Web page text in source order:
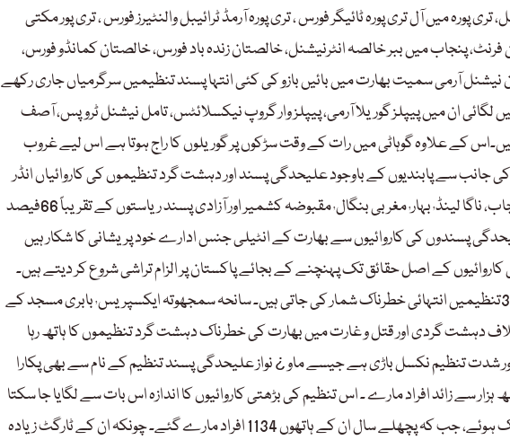
میں آل تری پورہ ٹائیگر فورس ، تری پورہ آرمڈ ٹرائیبل والنٹیرز فورس ، تری پور مکتی
پنجاب میں ببر خالصہ انٹرنیشنل، خالصتان زندہ باد فورس، خالصتان کمانڈو فورس،
نیشنل آرمی سمیت بھارت میں بائیں بازو کی کئی انتہا پسند تنظیمیں سرگرمیاں جاری رکھے
لگائی ان میں پیپلز گوریلا آرمی، پیپلز وار گروپ نیکسلائٹس، تامل نیشنل ٹروپس، آصف
کے علاوہ گوہاٹی میں رات کے وقت سڑکوں پر گوریلوں کا راج ہوتا ہے اس لیے غروب
سے پابندیوں کے باوجود علیحدگی پسند اور دہشت گرد تنظیموں کی کاروائیاں انڈر
گراو ¿نڈ جاری رہتی ہیں۔ ایک رپورٹ کے مطابق بھارتی پنجاب، ناگا لینڈ٬ بہار٬ مغربی بنگال٬ مقبوضہ کشمیر اور آزادی پسند ریاستوں کے تقریباً 66فیصد
پسندوں کی کاروائیوں سے بھارت کے انٹیلی جنس ادارے خود پریشانی کا شکار ہیں
کے اصل حقائق تک پہنچنے کے بجائے پاکستان پر الزام تراشی شروع کر دیتے ہیں۔
بھارت میں 100 سے زائد دہشت گرد تنظیموں میں سے 35تنظیمیں انتہائی خطرناک شمار کی جاتی ہیں۔ سانحہ سمجھوتہ ایکسپریس٬ بابری مسجد کے
کے خلاف دہشت گردی اور قتل و غارت میں بھارت کی خطرناک دہشت گرد تنظیموں کا ہاتھ رہا
تنظیم نکسل باڑی ہے جیسے ماو ¿ نواز علیحدگی پسند تنظیم کے نام سے بھی پکارا
سے زائد افراد مارے ۔ اس تنظیم کی بڑھتی کاروائیوں کا اندازہ اس بات سے لگایا جا سکتا
ہے کہ 1996 میں ان کے حملوں میں صرف 156 افراد ہلاک ہوئے، جب کہ پچھلے سال ان کے ہاتھوں 1134 افراد مارے گئے۔ چونکہ ان کے ٹارگٹ زیادہ